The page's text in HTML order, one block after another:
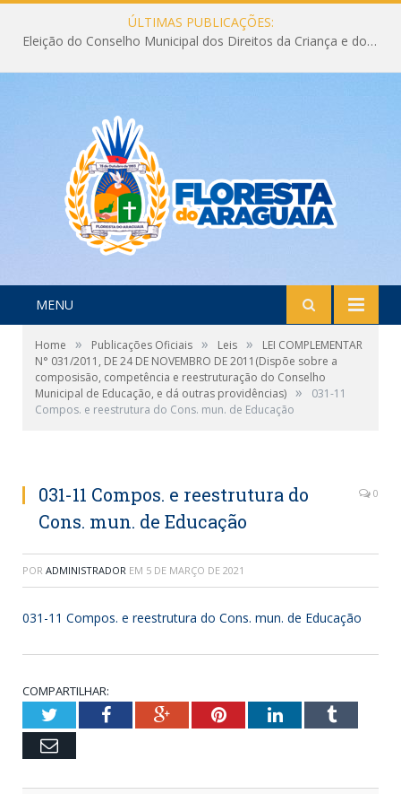
ÚLTIMAS PUBLICAÇÕES:
Eleição do Conselho Municipal dos Direitos da Criança e do Adolescente CMDCA 2026
MENU
Home » Publicações Oficiais » Leis »
LEI COMPLEMENTAR
N° 031/2011, DE 24 DE NOVEMBRO DE 2011(Dispõe sobre a
composisão, competência e reestruturação do Conselho
Municipal de Educação, e dá outras providências) »
031-11
Compos. e reestrutura do Cons. mun. de Educação
031-11 Compos. e reestrutura do
Cons. mun. de Educação
0
POR ADMINISTRADOR EM 5 DE MARÇO DE 2021
031-11 Compos. e reestrutura do Cons. mun. de Educação
COMPARTILHAR:
TwitterFacebookGoogle+PinterestLinkedInTumblr
Email